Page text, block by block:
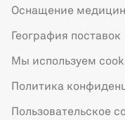
Оснащение
География поставок
Мы используем
Политика
Пользовательское